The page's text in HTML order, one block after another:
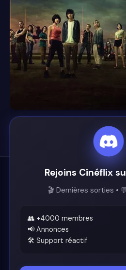
Cinéflix
Support
Rejoins Cinéflix
🎬 Dernières sorties •
👥 +4000 membres
📢 Annonces
🛠️ Support réactif